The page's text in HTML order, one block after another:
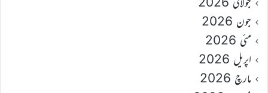
جون 2026
مئی 2026
اپریل 2026
مارچ 2026